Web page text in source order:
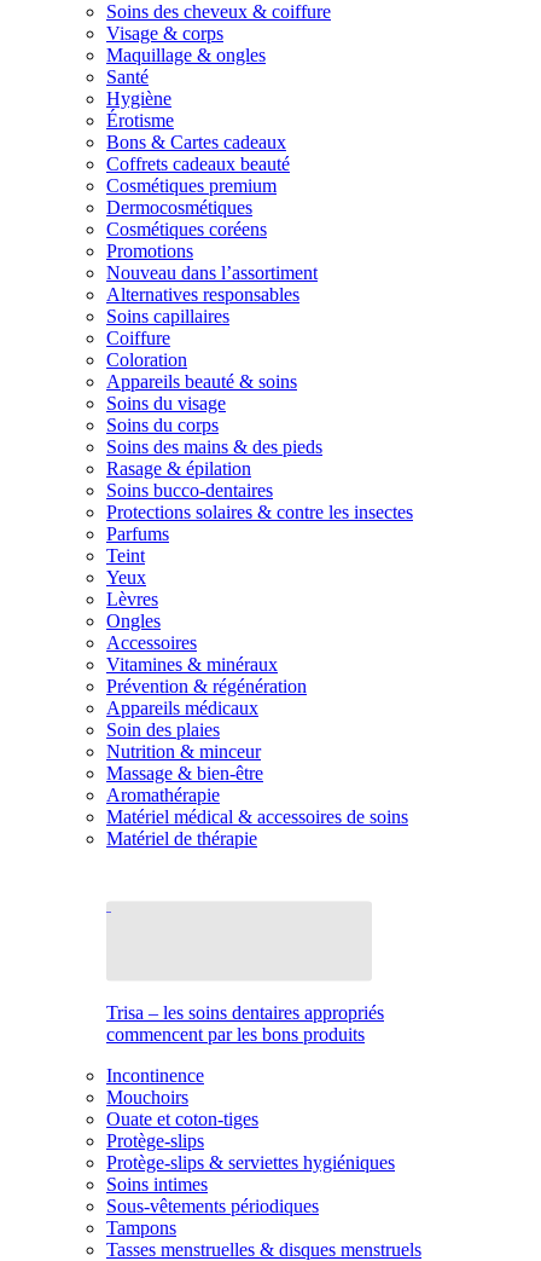
Soins des cheveux & coiffure
Visage & corps
Maquillage & ongles
Santé
Hygiène
Érotisme
Bons & Cartes cadeaux
Coffrets cadeaux beauté
Cosmétiques premium
Dermocosmétiques
Cosmétiques coréens
Promotions
Nouveau dans l’assortiment
Alternatives responsables
Soins capillaires
Coiffure
Coloration
Appareils beauté & soins
Soins du visage
Soins du corps
Soins des mains & des pieds
Rasage & épilation
Soins bucco-dentaires
Protections solaires & contre les insectes
Parfums
Teint
Yeux
Lèvres
Ongles
Accessoires
Vitamines & minéraux
Prévention & régénération
Appareils médicaux
Soin des plaies
Nutrition & minceur
Massage & bien-être
Aromathérapie
Matériel médical & accessoires de soins
Matériel de thérapie
Trisa – les soins dentaires appropriés
commencent par les bons produits
Incontinence
Mouchoirs
Ouate et coton-tiges
Protège-slips
Protège-slips & serviettes hygiéniques
Soins intimes
Sous-vêtements périodiques
Tampons
Tasses menstruelles & disques menstruels